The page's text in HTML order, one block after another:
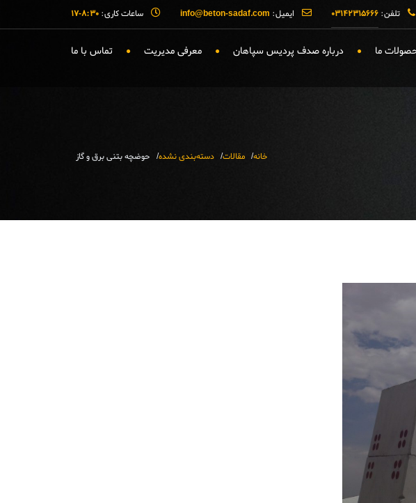
تلفن: ۰۳۱۴۲۳۱۵۶۶۶ ایمیل: info@beton-sadaf.com ساعات کاری: ۸:۳۰-۱۷
ما درباره صدف پردیس سپاهان معرفی مدیریت تماس با ما
خانه مقالات دسته‌بندی نشده حوضچه بتنی برق و گاز